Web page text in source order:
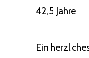
42,5 Jahre
Ein